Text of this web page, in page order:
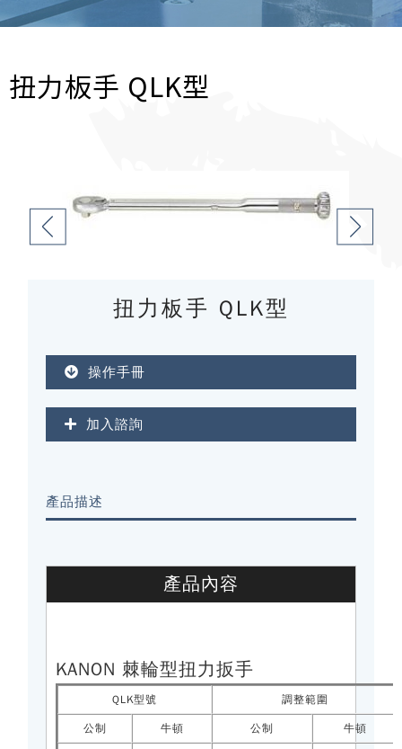
扭力板手 QLK型
扭力板手 QLK型
操作手冊
加入諮詢
產品描述
產品內容
KANON 棘輪型扭力扳手
QLK型號
調整範圍
公制
牛頓 公制
牛頓